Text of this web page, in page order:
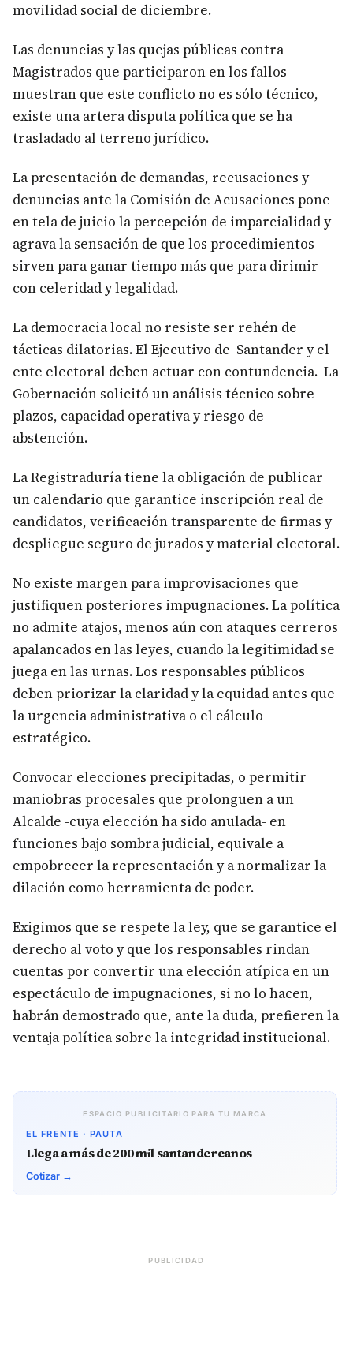
movilidad social de diciembre.
Las denuncias y las quejas públicas contra
Magistrados que participaron en los fallos
muestran que este conflicto no es sólo técnico,
existe una artera disputa política que se ha
trasladado al terreno jurídico.
La presentación de demandas, recusaciones y
denuncias ante la Comisión de Acusaciones pone
en tela de juicio la percepción de imparcialidad y
agrava la sensación de que los procedimientos
sirven para ganar tiempo más que para dirimir
con celeridad y legalidad.
La democracia local no resiste ser rehén de
tácticas dilatorias. El Ejecutivo de Santander y el
ente electoral deben actuar con contundencia. La
Gobernación solicitó un análisis técnico sobre
plazos, capacidad operativa y riesgo de
abstención.
La Registraduría tiene la obligación de publicar
un calendario que garantice inscripción real de
candidatos, verificación transparente de firmas y
despliegue seguro de jurados y material electoral.
No existe margen para improvisaciones que
justifiquen posteriores impugnaciones. La política
no admite atajos, menos aún con ataques cerreros
apalancados en las leyes, cuando la legitimidad se
juega en las urnas. Los responsables públicos
deben priorizar la claridad y la equidad antes que
la urgencia administrativa o el cálculo
estratégico.
Convocar elecciones precipitadas, o permitir
maniobras procesales que prolonguen a un
Alcalde -cuya elección ha sido anulada- en
funciones bajo sombra judicial, equivale a
empobrecer la representación y a normalizar la
dilación como herramienta de poder.
Exigimos que se respete la ley, que se garantice el
derecho al voto y que los responsables rindan
cuentas por convertir una elección atípica en un
espectáculo de impugnaciones, si no lo hacen,
habrán demostrado que, ante la duda, prefieren la
ventaja política sobre la integridad institucional.
ESPACIO PUBLICITARIO PARA TU MARCA
EL FRENTE · PAUTA
Llega a más de 200 mil santandereanos
Cotizar →
PUBLICIDAD